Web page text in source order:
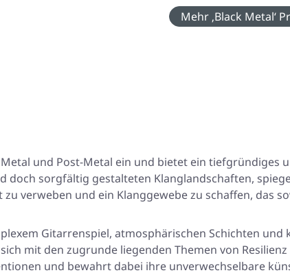
Mehr ‚Black Metal‘
und Post-Metal ein und bietet ein tiefgründiges
sorgfältig gestalteten Klanglandschaften,
verweben und ein Klanggewebe zu schaffen, das
Gitarrenspiel, atmosphärischen Schichten
mit den zugrunde liegenden Themen von
und bewahrt dabei ihre unverwechselbare